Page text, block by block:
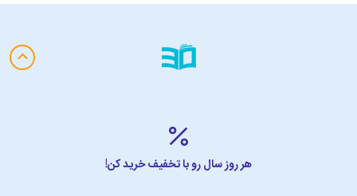
هر روز سال رو با تخفیف خرید کن!